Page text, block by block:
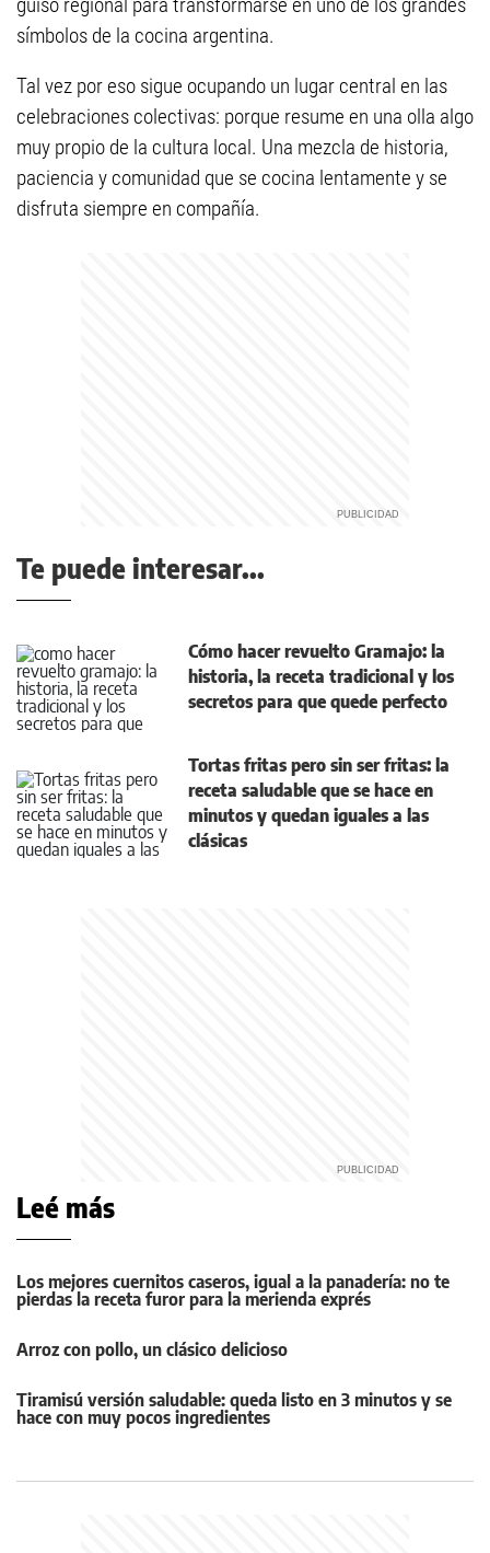
guiso regional para transformarse en uno de los grandes
símbolos de la cocina argentina.
Tal vez por eso sigue ocupando un lugar central en las
celebraciones colectivas: porque resume en una olla algo
muy propio de la cultura local. Una mezcla de historia,
paciencia y comunidad que se cocina lentamente y se
disfruta siempre en compañía.
Te puede interesar...
Cómo hacer revuelto Gramajo: la
historia, la receta tradicional y los
secretos para que quede perfecto
Tortas fritas pero sin ser fritas: la
receta saludable que se hace en
minutos y quedan iguales a las
clásicas
Leé más
Los mejores cuernitos caseros, igual a la panadería: no te
pierdas la receta furor para la merienda exprés
Arroz con pollo, un clásico delicioso
Tiramisú versión saludable: queda listo en 3 minutos y se
hace con muy pocos ingredientes